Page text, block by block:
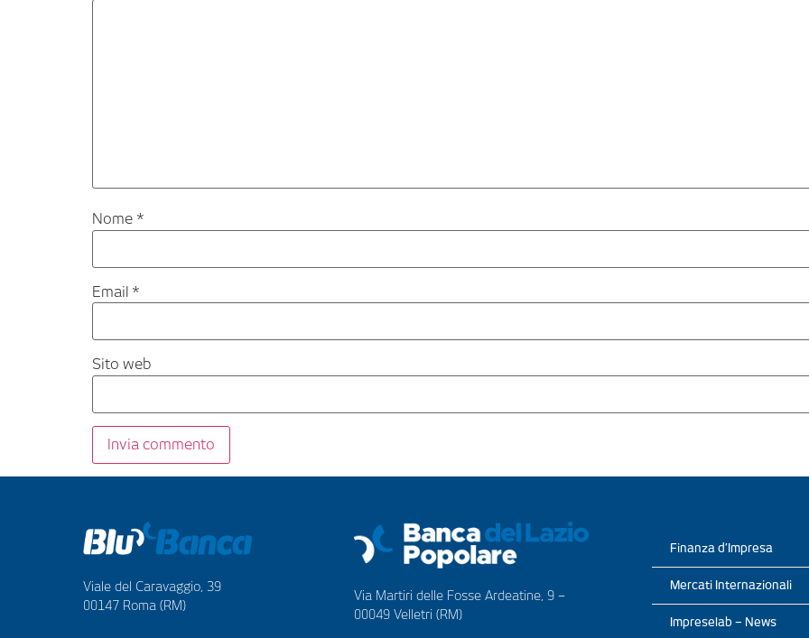
Nome *
Email *
Sito web
Viale del Caravaggio, 39
00147 Roma (RM)
Via Martiri delle Fosse Ardeatine, 9 –
00049 Velletri (RM)
Finanza d’Impresa
Mercati Internazionali
Impreselab – News